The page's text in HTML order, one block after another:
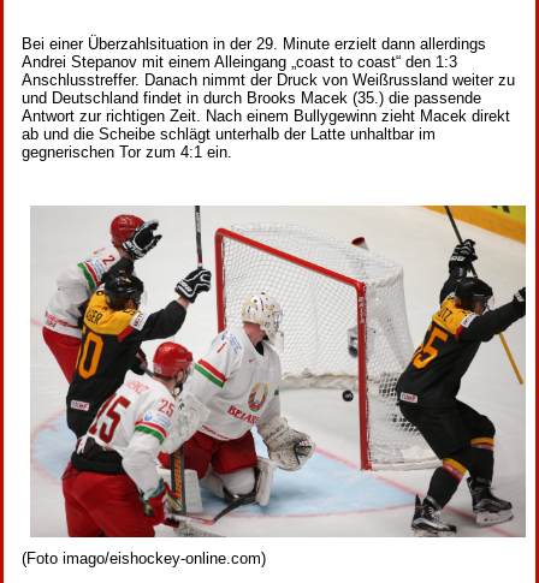
Bei einer Überzahlsituation in der 29. Minute erzielt dann allerdings
Andrei Stepanov mit einem Alleingang „coast to coast“ den 1:3
Anschlusstreffer. Danach nimmt der Druck von Weißrussland weiter zu
und Deutschland findet in durch Brooks Macek (35.) die passende
Antwort zur richtigen Zeit. Nach einem Bullygewinn zieht Macek direkt
ab und die Scheibe schlägt unterhalb der Latte unhaltbar im
gegnerischen Tor zum 4:1 ein.
(Foto imago/eishockey-online.com)